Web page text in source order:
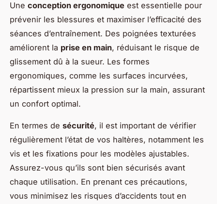
Une conception ergonomique est essentielle pour
prévenir les blessures et maximiser l’efficacité des
séances d’entraînement. Des poignées texturées
améliorent la prise en main, réduisant le risque de
glissement dû à la sueur. Les formes
ergonomiques, comme les surfaces incurvées,
répartissent mieux la pression sur la main, assurant
un confort optimal.
En termes de sécurité, il est important de vérifier
régulièrement l’état de vos haltères, notamment les
vis et les fixations pour les modèles ajustables.
Assurez-vous qu’ils sont bien sécurisés avant
chaque utilisation. En prenant ces précautions,
vous minimisez les risques d’accidents tout en